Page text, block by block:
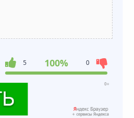
5 100% 0